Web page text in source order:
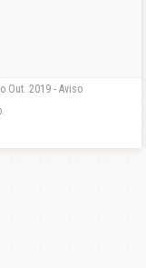
Out. 2019 - Aviso